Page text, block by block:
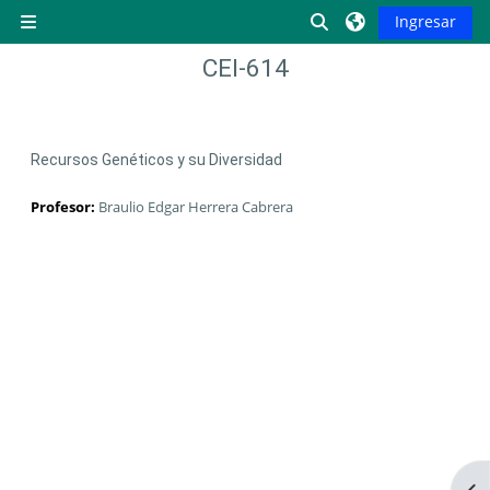
Pánel lateral
Activar oIngresar
CEI-614
Recursos Genéticos y su Diversidad
Profesor: Braulio Edgar Herrera Cabrera